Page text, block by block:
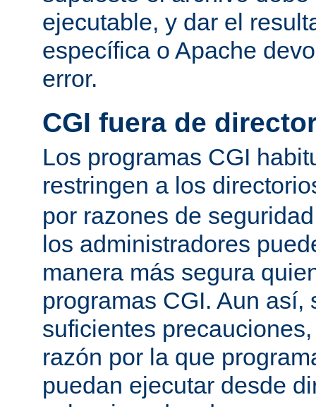
ejecutable, y dar el
específica o Apache
error.
CGI fuera de
Los programas CGI
restringen a los
por razones de
los administradores
manera más segura
programas CGI. Aun así,
suficientes
razón por la que
puedan ejecutar desde